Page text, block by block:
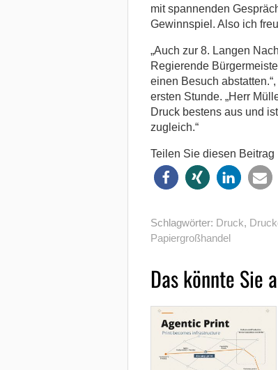
mit spannenden
Gewinnspiel. Also ich
„Auch zur 8. Langen
Regierende
einen Besuch
ersten Stunde. „Herr
Druck bestens aus und
zugleich.“
Teilen Sie diesen Beitrag
Schlagwörter: Druck,
Papiergroßhandel
Das könnte Sie